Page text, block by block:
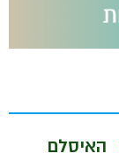
האיסלם